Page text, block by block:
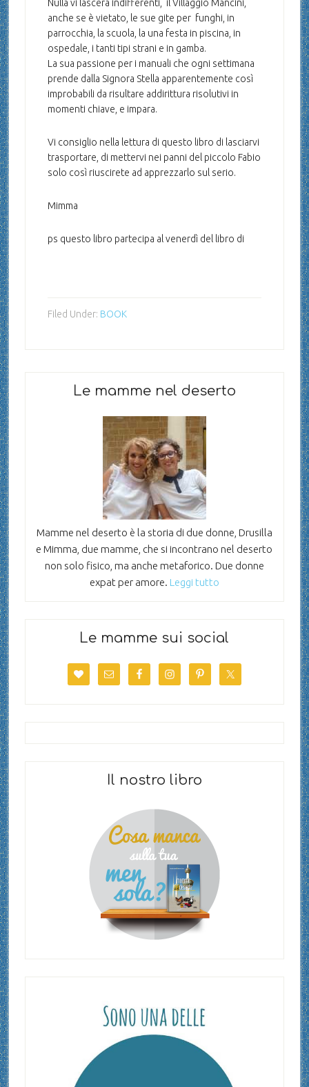
Nulla vi lascerà indifferenti, il Villaggio Mancini,
anche se è vietato, le sue gite per funghi, in
parrocchia, la scuola, la una festa in piscina, in
ospedale, i tanti tipi strani e in gamba.
La sua passione per i manuali che ogni settimana
prende dalla Signora Stella apparentemente così
improbabili da risultare addirittura risolutivi in
momenti chiave, e impara.
Vi consiglio nella lettura di questo libro di lasciarvi
trasportare, di mettervi nei panni del piccolo Fabio
solo così riuscirete ad apprezzarlo sul serio.
Mimma
ps questo libro partecipa al venerdì del libro di
Filed Under: BOOK
Le mamme nel deserto
Mamme nel deserto è la storia di due donne, Drusilla
e Mimma, due mamme, che si incontrano nel deserto
non solo fisico, ma anche metaforico. Due donne
expat per amore. Leggi tutto
Le mamme sui social
Il nostro libro